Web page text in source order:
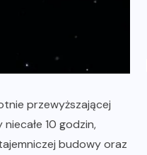
przewyższającej
10 godzin,
budowy oraz